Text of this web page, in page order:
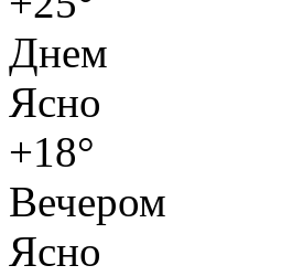
Днем
Ясно
+18°
Вечером
Ясно